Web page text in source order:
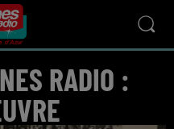
RADIO :